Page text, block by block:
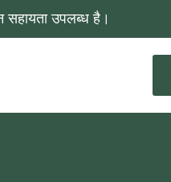
सहायता उपलब्ध है।